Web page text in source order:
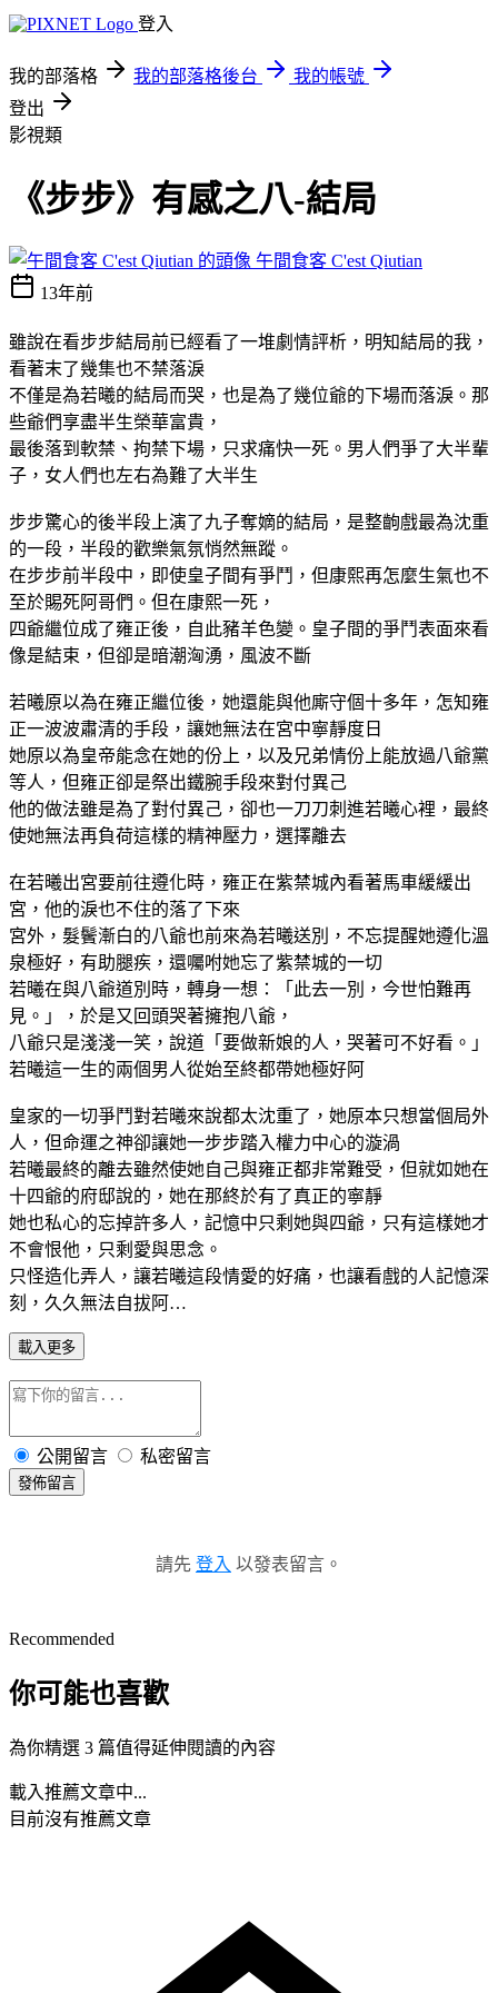
登入
我的部落格 我的部落格後台
我的帳號
登出
影視類
《步步》有感之八-結局
午間食客 C'est Qiutian
13年前
雖說在看步步結局前已經看了一堆劇情評析，明知結局的我，
看著末了幾集也不禁落淚
不僅是為若曦的結局而哭，也是為了幾位爺的下場而落淚。那
些爺們享盡半生榮華富貴，
最後落到軟禁、拘禁下場，只求痛快一死。男人們爭了大半輩
子，女人們也左右為難了大半生
步步驚心的後半段上演了九子奪嫡的結局，是整齣戲最為沈重
的一段，半段的歡樂氣氛悄然無蹤。
在步步前半段中，即使皇子間有爭鬥，但康熙再怎麼生氣也不
至於賜死阿哥們。但在康熙一死，
四爺繼位成了雍正後，自此豬羊色變。皇子間的爭鬥表面來看
像是結束，但卻是暗潮洶湧，風波不斷
若曦原以為在雍正繼位後，她還能與他廝守個十多年，怎知雍
正一波波肅清的手段，讓她無法在宮中寧靜度日
她原以為皇帝能念在她的份上，以及兄弟情份上能放過八爺黨
等人，但雍正卻是祭出鐵腕手段來對付異己
他的做法雖是為了對付異己，卻也一刀刀刺進若曦心裡，最終
使她無法再負荷這樣的精神壓力，選擇離去
在若曦出宮要前往遵化時，雍正在紫禁城內看著馬車緩緩出
宮，他的淚也不住的落了下來
宮外，髮鬢漸白的八爺也前來為若曦送別，不忘提醒她遵化溫
泉極好，有助腿疾，還囑咐她忘了紫禁城的一切
若曦在與八爺道別時，轉身一想：「此去一別，今世怕難再
見。」，於是又回頭哭著擁抱八爺，
八爺只是淺淺一笑，說道「要做新娘的人，哭著可不好看。」
若曦這一生的兩個男人從始至終都帶她極好阿
皇家的一切爭鬥對若曦來說都太沈重了，她原本只想當個局外
人，但命運之神卻讓她一步步踏入權力中心的漩渦
若曦最終的離去雖然使她自己與雍正都非常難受，但就如她在
十四爺的府邸說的，她在那終於有了真正的寧靜
她也私心的忘掉許多人，記憶中只剩她與四爺，只有這樣她才
不會恨他，只剩愛與思念。
只怪造化弄人，讓若曦這段情愛的好痛，也讓看戲的人記憶深
刻，久久無法自拔阿…
載入更多
公開留言 私密留言
發佈留言
請先 登入 以發表留言。
Recommended
你可能也喜歡
為你精選 3 篇值得延伸閱讀的內容
載入推薦文章中...
目前沒有推薦文章